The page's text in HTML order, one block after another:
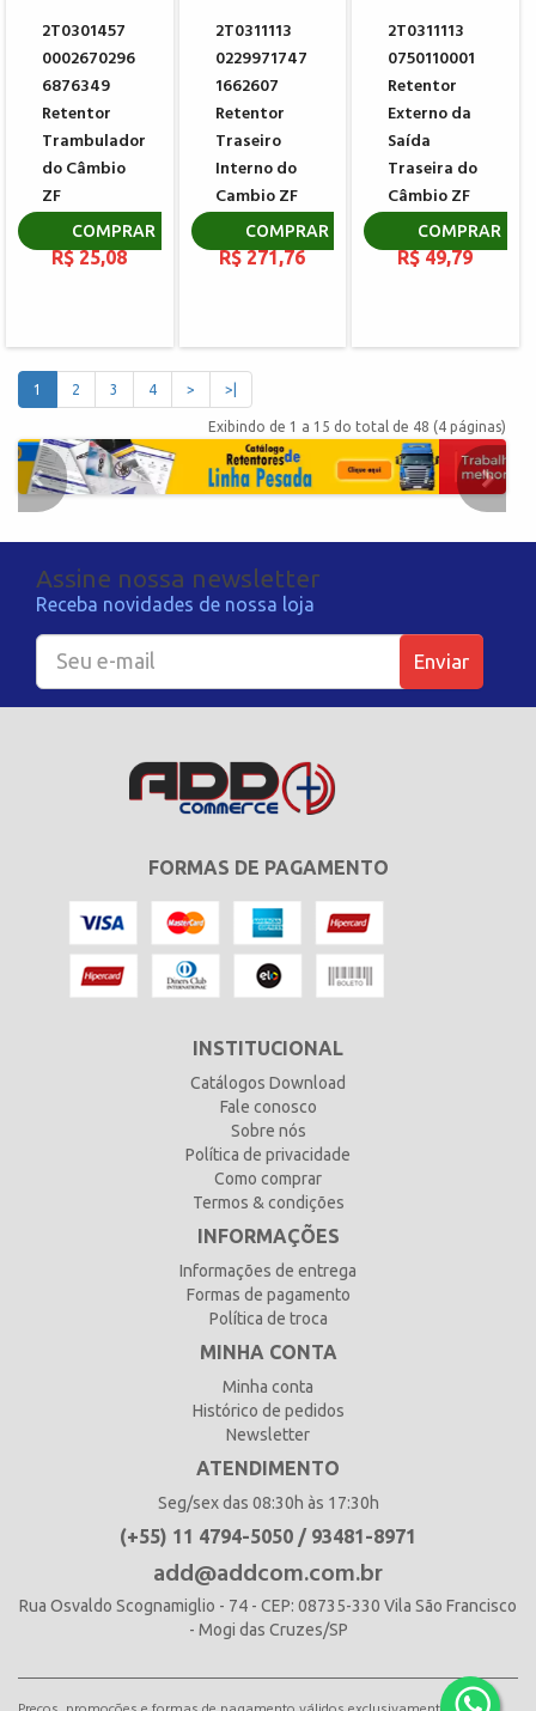
2T0301457
0002670296
6876349
Retentor
Trambulador
do Câmbio
ZF
0634307367
R$ 25,08
COMPRAR
2T0311113
0229971747
1662607
Retentor
Traseiro
Interno do
Cambio ZF
0734319551
R$ 271,76
COMPRAR
2T0311113
0750110001
Retentor
Externo da
Saída
Traseira do
Câmbio ZF
0734300102
R$ 49,79
COMPRAR
1 2 3 4 > >|
Exibindo de 1 a 15 do total de 48 (4 páginas)
Assine nossa newsletter
Receba novidades de nossa loja
Enviar
FORMAS DE PAGAMENTO
INSTITUCIONAL
Catálogos Download
Fale conosco
Sobre nós
Política de privacidade
Como comprar
Termos & condições
INFORMAÇÕES
Informações de entrega
Formas de pagamento
Política de troca
MINHA CONTA
Minha conta
Histórico de pedidos
Newsletter
ATENDIMENTO
Seg/sex das 08:30h às 17:30h
(+55) 11 4794-5050 / 93481-8971
add@addcom.com.br
Rua Osvaldo Scognamiglio - 74 - CEP: 08735-330 Vila São Francisco
- Mogi das Cruzes/SP